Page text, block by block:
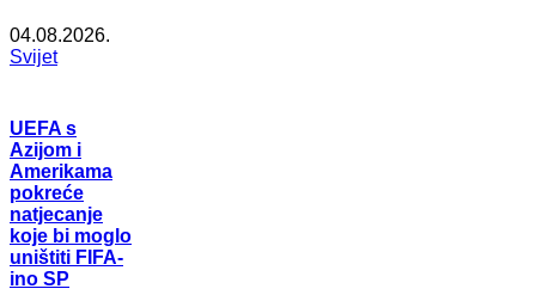
04.08.2026.
Svijet
UEFA s
Azijom i
Amerikama
pokreće
natjecanje
koje bi moglo
uništiti FIFA-
ino SP